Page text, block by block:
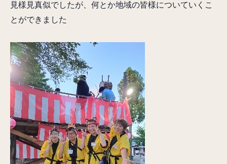
見様見真似でしたが、何とか地域の皆様についていくこ
とができました